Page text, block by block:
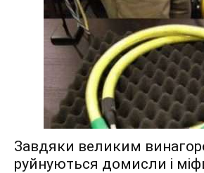
Завдяки великим
руйнуються домисли і